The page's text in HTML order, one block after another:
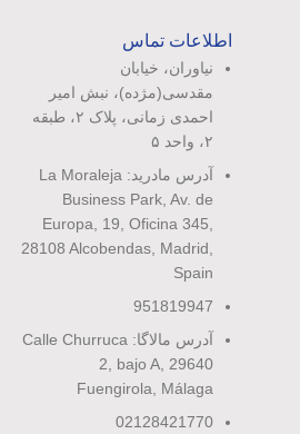
اطلاعات تماس
نیاوران، خیابان
مقدسی(مژده)، نبش امیر
احمدی زمانی، پلاک ۲، طبقه
۲، واحد ۵
آدرس مادرید: La Moraleja
Business Park, Av. de
Europa, 19, Oficina 345,
28108 Alcobendas, Madrid,
Spain
951819947
آدرس مالاگا: Calle Churruca
2, bajo A, 29640
Fuengirola, Málaga
02128421770